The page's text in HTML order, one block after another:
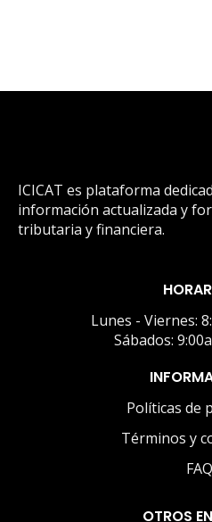
ICICAT es plataforma
información actualizada y
tributaria y financiera.
Lunes - Viernes:
Sábados:
Políticas de
Términos y
FAQ
OTROS